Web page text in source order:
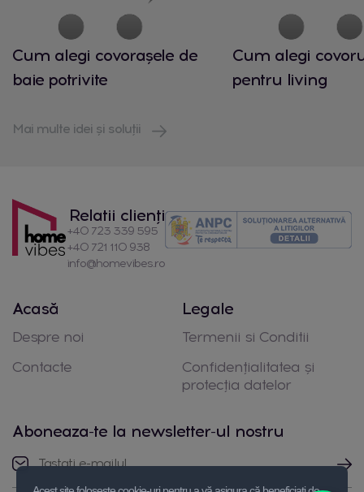
Cum alegi covorașele de
baie potrivite
Cum alegi
pentru living
Mai multe idei și soluții
Relatii clienți
+40 723 339 595
+40 721 110 938
info@homevibes.ro
Acasă
Despre noi
Contacte
Legale
Termenii si Conditii
Confidențialitatea și
protecția datelor
Aboneaza-te la newsletter-ul nostru